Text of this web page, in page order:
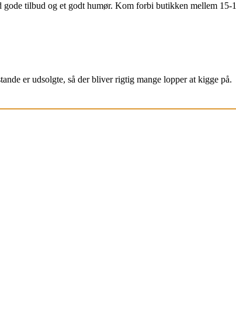
tilbud og et godt humør. Kom forbi butikken mellem
er udsolgte, så der bliver rigtig mange lopper at kigge på.